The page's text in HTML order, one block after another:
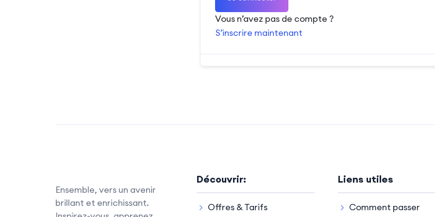
Vous n’avez pas de compte ?
S’inscrire maintenant
Ensemble, vers un avenir
brillant et enrichissant.
Découvrir:
Offres & Tarifs
Liens utiles
Comment passer